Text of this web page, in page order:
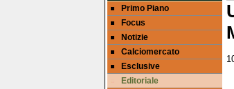
Primo Piano
Focus
Notizie
Calciomercato
Esclusive
Editoriale